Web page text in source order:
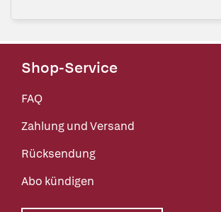
Shop-Service
FAQ
Zahlung und Versand
Rücksendung
Abo kündigen